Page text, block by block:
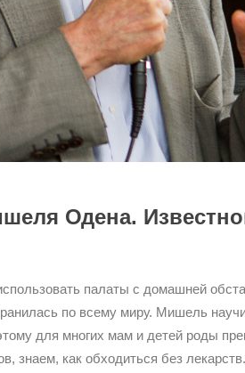
Одена.
палаты с домашней
по всему миру. Мишель
для многих мам и детей роды
знаем, как обходиться без